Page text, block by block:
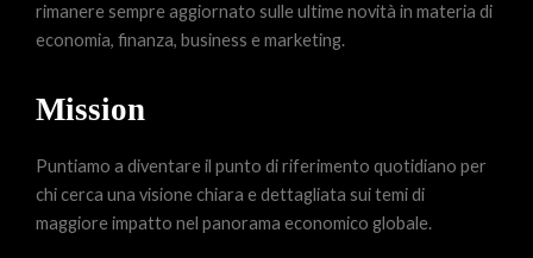
rimanere sempre aggiornato sulle ultime novità in materia di
economia, finanza, business e marketing.
Mission
Puntiamo a diventare il punto di riferimento quotidiano per
chi cerca una visione chiara e dettagliata sui temi di
maggiore impatto nel panorama economico globale.